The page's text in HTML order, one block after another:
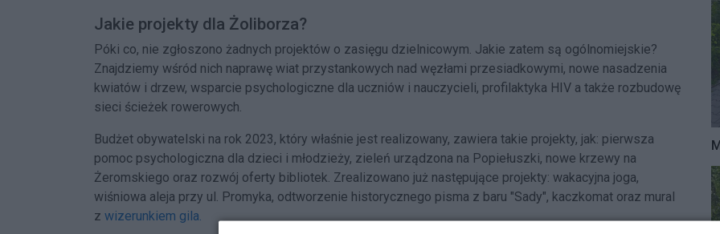
Jakie projekty dla Żoliborza?
Póki co, nie zgłoszono żadnych projektów o zasięgu dzielnicowym. Jakie zatem są ogólnomiejskie?
Znajdziemy wśród nich naprawę wiat przystankowych nad węzłami przesiadkowymi, nowe nasadzenia
kwiatów i drzew, wsparcie psychologiczne dla uczniów i nauczycieli, profilaktyka HIV a także rozbudowę
sieci ścieżek rowerowych.
Budżet obywatelski na rok 2023, który właśnie jest realizowany, zawiera takie projekty, jak: pierwsza
pomoc psychologiczna dla dzieci i młodzieży, zieleń urządzona na Popiełuszki, nowe krzewy na
Żeromskiego oraz rozwój oferty bibliotek. Zrealizowano już następujące projekty: wakacyjna joga,
wiśniowa aleja przy ul. Promyka, odtworzenie historycznego pisma z baru "Sady", kaczkomat oraz mural
z wizerunkiem gila.